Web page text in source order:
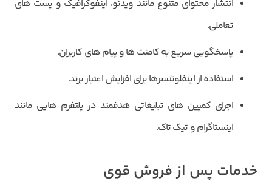
انتشار محتوای متنوع مانند ویدئو، اینفوگرافیک و پست های
تعاملی.
پاسخگویی سریع به کامنت ها و پیام های کاربران.
استفاده از اینفلوئنسرها برای افزایش اعتبار برند.
اجرای کمپین های تبلیغاتی هدفمند در پلتفرم هایی مانند
اینستاگرام و تیک تاک.
خدمات پس از فروش قوی